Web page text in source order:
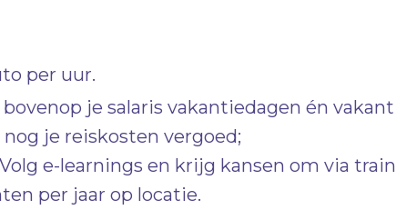
per uur.
je salaris vakantiedagen én
je reiskosten vergoed;
Volg e-learnings en krijg kansen om via
per jaar op locatie.